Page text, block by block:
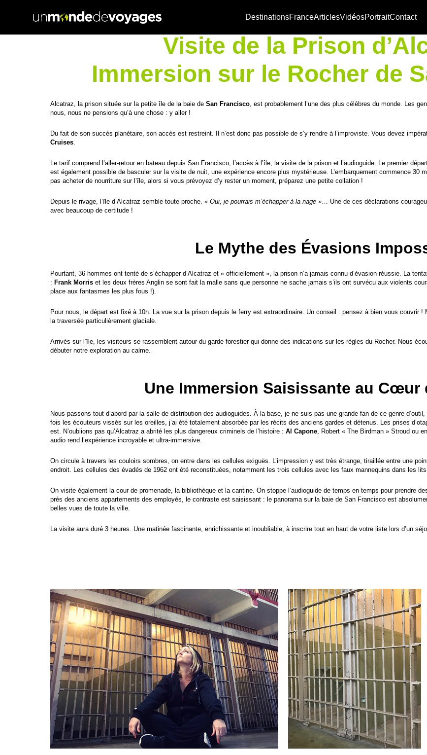
DestinationsFranceArticlesVidéosPortraitContact
Visite de la Prison
Immersion sur le Rocher de
Alcatraz, la prison située sur la petite île de la baie de San Francisco, est probablement l’une des plus célèbres du monde. Les
nous, nous ne pensions qu’à une chose : y aller !
Du fait de son succès planétaire, son accès est restreint. Il n’est donc pas possible de s’y rendre à l’improviste. Vous devez
Cruises.
Le tarif comprend l’aller-retour en bateau depuis San Francisco, l’accès à l’île, la visite de la prison et l’audioguide. Le premier
est également possible de basculer sur la visite de nuit, une expérience encore plus mystérieuse. L’embarquement commence 30
pas acheter de nourriture sur l’île, alors si vous prévoyez d’y rester un moment, préparez une petite collation !
Depuis le rivage, l’île d’Alcatraz semble toute proche. « Oui, je pourrais m’échapper à la nage »… Une de ces déclarations
avec beaucoup de certitude !
Le Mythe des Évasions
Pourtant, 36 hommes ont tenté de s’échapper d’Alcatraz et « officiellement », la prison n’a jamais connu d’évasion réussie. La
: Frank Morris et les deux frères Anglin se sont fait la malle sans que personne ne sache jamais s’ils ont survécu aux violents
place aux fantasmes les plus fous !).
Pour nous, le départ est fixé à 10h. La vue sur la prison depuis le ferry est extraordinaire. Un conseil : pensez à bien vous couvrir
la traversée particulièrement glaciale.
Arrivés sur l’île, les visiteurs se rassemblent autour du garde forestier qui donne des indications sur les règles du Rocher. Nous
débuter notre exploration au calme.
Une Immersion Saisissante au Cœur
Nous passons tout d’abord par la salle de distribution des audioguides. À la base, je ne suis pas une grande fan de ce genre
fois les écouteurs vissés sur les oreilles, j’ai été totalement absorbée par les récits des anciens gardes et détenus. Les prises
est. N’oublions pas qu’Alcatraz a abrité les plus dangereux criminels de l’histoire : Al Capone, Robert « The Birdman » Stroud ou
audio rend l’expérience incroyable et ultra-immersive.
On circule à travers les couloirs sombres, on entre dans les cellules exiguës. L’impression y est très étrange, tiraillée entre une
endroit. Les cellules des évadés de 1962 ont été reconstituées, notamment les trois cellules avec les faux mannequins dans les
On visite également la cour de promenade, la bibliothèque et la cantine. On stoppe l’audioguide de temps en temps pour prendre
près des anciens appartements des employés, le contraste est saisissant : le panorama sur la baie de San Francisco est
belles vues de toute la ville.
La visite aura duré 3 heures. Une matinée fascinante, enrichissante et inoubliable, à inscrire tout en haut de votre liste lors d’un